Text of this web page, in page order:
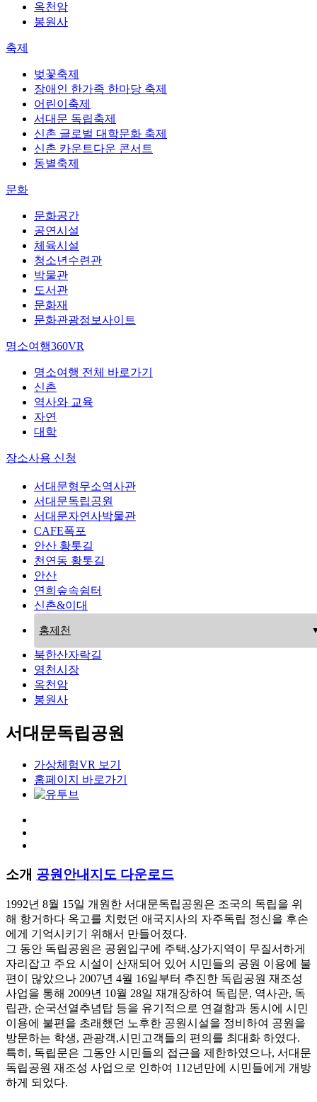
옥천암
봉원사
축제
벚꽃축제
장애인 한가족 한마당 축제
어린이축제
서대문 독립축제
신촌 글로벌 대학문화 축제
신촌 카운트다운 콘서트
동별축제
문화
문화공간
공연시설
체육시설
청소년수련관
박물관
도서관
문화재
문화관광정보사이트
명소여행360VR
명소여행 전체 바로가기
신촌
역사와 교육
자연
대학
장소사용 신청
서대문형무소역사관
서대문독립공원
서대문자연사박물관
CAFE폭포
안산 황톳길
천연동 황톳길
안산
연희숲속쉼터
신촌&이대
홍제천
북한산자락길
영천시장
옥천암
봉원사
서대문독립공원
가상체험VR 보기
홈페이지 바로가기
소개 공원안내지도 다운로드
1992년 8월 15일 개원한 서대문독립공원은 조국의 독립을 위
해 항거하다 옥고를 치렀던 애국지사의 자주독립 정신을 후손
에게 기억시키기 위해서 만들어졌다.
그 동안 독립공원은 공원입구에 주택.상가지역이 무질서하게
자리잡고 주요 시설이 산재되어 있어 시민들의 공원 이용에 불
편이 많았으나 2007년 4월 16일부터 추진한 독립공원 재조성
사업을 통해 2009년 10월 28일 재개장하여 독립문, 역사관, 독
립관, 순국선열추념탑 등을 유기적으로 연결함과 동시에 시민
이용에 불편을 초래했던 노후한 공원시설을 정비하여 공원을
방문하는 학생, 관광객,시민고객들의 편의를 최대화 하였다.
특히, 독립문은 그동안 시민들의 접근을 제한하였으나, 서대문
독립공원 재조성 사업으로 인하여 112년만에 시민들에게 개방
하게 되었다.